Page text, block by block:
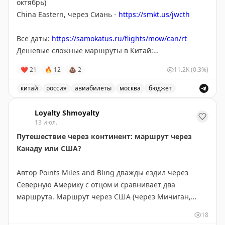
октябрь)
China Eastern, через Сиань - https://smkt.us/jwcth
Все даты: https://samokatus.ru/flights/mow/can/rt
Дешевые сложные маршруты в Китай:
❤ 21 🔥 12 💩 2 11.2K(0.3%)
китай россия авиабилеты москва бюджет
Loyalty Shmoyalty
13 июл.
Путешествие через континент: маршрут через
Канаду или США?
Автор Points Miles and Bling дважды ездил через
Северную Америку с отцом и сравнивает два
маршрута. Маршрут через США (через Мичиган,
экономнее по топливу — идеален, если спешите. Но
18